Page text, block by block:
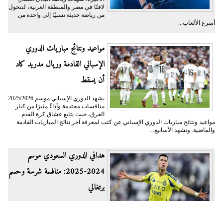
لافتًا في مصر والمنطقة العربية، لتتحول
من رياضة حديثة نسبيًا إلى واحدة من
أسرع الألعاب...
مواعيد ونتائج مباريات الدوري
الإسباني القادمة وريال مدريد كاد
أن يسقط
يشهد الدوري الإسباني موسم 2025/2026
منافسات محتدمة وأداءً مثيرًا من كبار
الفرق، حيث يتابع عشاق كرة القدم
مواعيد ونتائج مباريات الدوري الإسباني عن كثب لمعرفة آخر نتائج المباريات القادمة
والماضية. وتشهد الأسابيع...
هدافي الدوري السعودي موسم
2024-2025: منافسة شرسة وحسم
برتغالي